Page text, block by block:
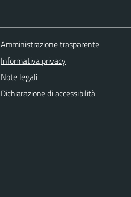
Amministrazione trasparente
Informativa privacy
Note legali
Dichiarazione di accessibilità